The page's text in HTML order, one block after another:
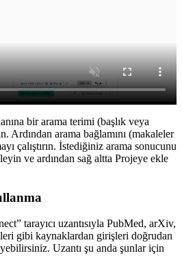
bir arama terimi (başlık veya
arama bağlamını (makaleler
çalıştırın. İstediğiniz arama sonucunu
ve ardından sağ altta Projeye ekle
tarayıcı uzantısıyla PubMed, arXiv,
gibi kaynaklardan girişleri doğrudan
Uzantı şu anda şunlar için